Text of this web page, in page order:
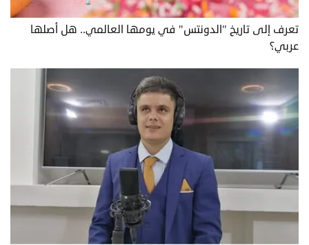
تعرف إلى تاريخ "الدونتس" في يومها العالمي.. هل أصلها
عربي؟